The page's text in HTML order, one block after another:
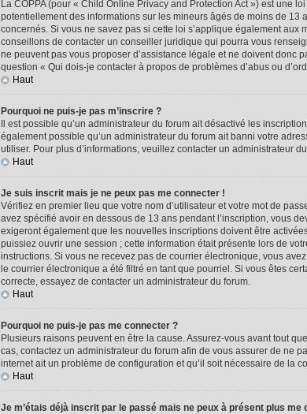
La COPPA (pour « Child Online Privacy and Protection Act ») est une
potentiellement des informations sur les mineurs âgés de moins de
concernés. Si vous ne savez pas si cette loi s’applique également
conseillons de contacter un conseiller juridique qui pourra vous
ne peuvent pas vous proposer d’assistance légale et ne doivent donc
question « Qui dois-je contacter à propos de problèmes d’abus ou
Haut
Pourquoi ne puis-je pas m’inscrire ?
Il est possible qu’un administrateur du forum ait désactivé les
également possible qu’un administrateur du forum ait banni votre
utiliser. Pour plus d’informations, veuillez contacter un administrateur
Haut
Je suis inscrit mais je ne peux pas me connecter !
Vérifiez en premier lieu que votre nom d’utilisateur et votre mot de
avez spécifié avoir en dessous de 13 ans pendant l’inscription, vous
exigeront également que les nouvelles inscriptions doivent être
puissiez ouvrir une session ; cette information était présente lors de
instructions. Si vous ne recevez pas de courrier électronique, vous
le courrier électronique a été filtré en tant que pourriel. Si vous êtes
correcte, essayez de contacter un administrateur du forum.
Haut
Pourquoi ne puis-je pas me connecter ?
Plusieurs raisons peuvent en être la cause. Assurez-vous avant tout
cas, contactez un administrateur du forum afin de vous assurer de ne
internet ait un problème de configuration et qu’il soit nécessaire de la
Haut
Je m’étais déjà inscrit par le passé mais ne peux à présent plus me